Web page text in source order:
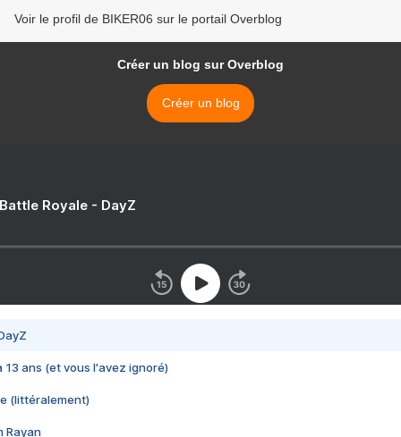
Voir le profil de BIKER06 sur le portail Overblog
Créer un blog sur Overblog
Créer un blog
Royale - DayZ
13 ans (et vous l'avez ignoré)
(littéralement)
Rayan